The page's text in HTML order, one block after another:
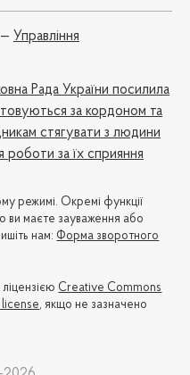
Управління
Рада України посилила
за кордоном та
стягувати з людини
роботи за їх сприяння
режимі. Окремі функції
ви маєте зауваження або
нам: Форма зворотного
Creative Commons
, якщо не зазначено